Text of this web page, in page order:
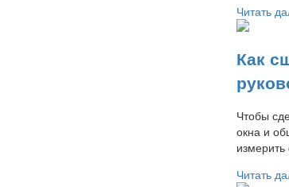
Читать
Как
Чтобы
окна и
Читать